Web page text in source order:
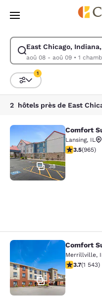
Passer à Contenu Principal
East Chicago,
aoû 08 - aoû 09•
Modifiez la recherche pour
Trier et filtrer
1
Comfort Suites
38
Comfort
Lansing, IL
3.5 étoiles.
3.5(965)
Comfort
35
Comfort
Merrillville,
3.7 étoiles.
3.7(1 543)